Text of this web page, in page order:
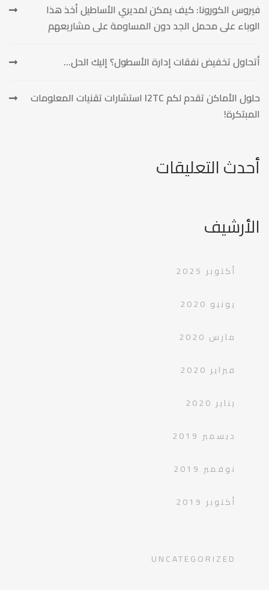
فيروس الكورونا: كيف يمكن لمديري الأساطيل أخذ هذا
الوباء على محمل الجد دون المساومة على مشاريعهم
أتحاول تخفيض نفقات إدارة الأسطول؟ إليك الحل…
حلول الأماكن تقدم لكم I2TC استشارات تقنيات المعلومات
المبتكرة!
أحدث التعليقات
الأرشيف
أكتوبر 2025
يونيو 2020
مارس 2020
فبراير 2020
يناير 2020
ديسمبر 2019
نوفمبر 2019
أكتوبر 2019
UNCATEGORIZED